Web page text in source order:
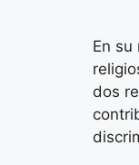
En
dos